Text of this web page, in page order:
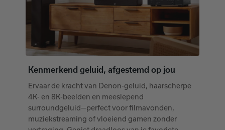
Kenmerkend geluid, afgestemd op jou
Ervaar de kracht van Denon-geluid, haarscherpe
4K- en 8K-beelden en meeslepend
surroundgeluid—perfect voor filmavonden,
muziekstreaming of vloeiend gamen zonder